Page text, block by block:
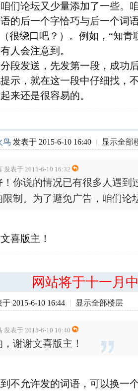
们论坛又少量添加了一些。
的后一个字恰巧与后一个词
很绕口吧？）。例如，“知
人会注意到。
段发送，先发第一段，成功
示，就在这一段中仔细找，
来还是很容易的。
鸟 发表于 2015-6-10 16:40 | 显示全部
发表于 2015-6-10 16:32
！你说的情况已有很多人遇到
限制。为了避免广告，咱们论
喜版主！
网站将于十一月
于 2015-6-10 16:44 | 显示全部楼层
发表于 2015-6-10 16:40
谢谢文喜版主！
不允许发的词语，可以换一